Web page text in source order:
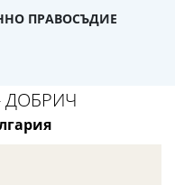
ПРАВОСЪДИЕ
ДОБРИЧ